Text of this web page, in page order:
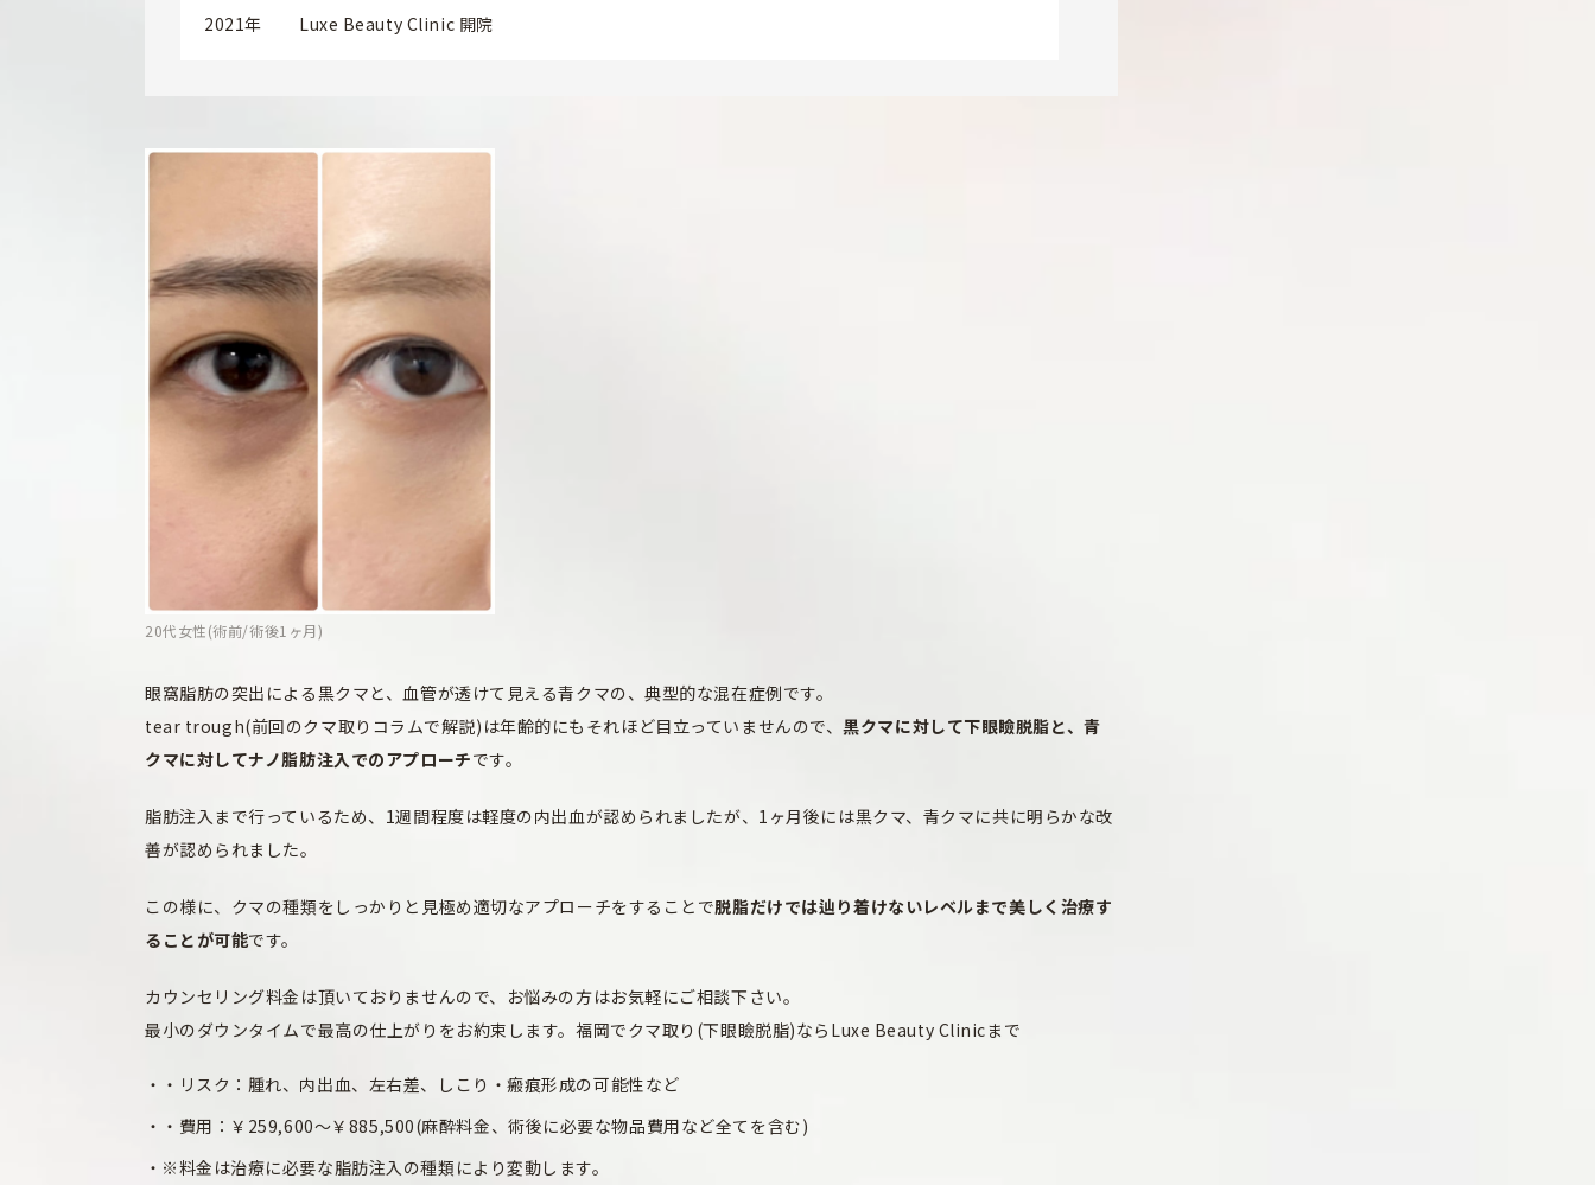
2021年
Luxe Beauty Clinic 開院
20代女性(術前/術後1ヶ月)
眼窩脂肪の突出による黒クマと、血管が透けて見える青クマの、典型的な混在症例です。
tear trough(前回のクマ取りコラムで解説)は年齢的にもそれほど目立っていませんので、黒クマに対して下眼瞼脱脂と、青
クマに対してナノ脂肪注入でのアプローチです。
脂肪注入まで行っているため、1週間程度は軽度の内出血が認められましたが、1ヶ月後には黒クマ、青クマに共に明らかな改
善が認められました。
この様に、クマの種類をしっかりと見極め適切なアプローチをすることで脱脂だけでは辿り着けないレベルまで美しく治療す
ることが可能です。
カウンセリング料金は頂いておりませんので、お悩みの方はお気軽にご相談下さい。
最小のダウンタイムで最高の仕上がりをお約束します。福岡でクマ取り(下眼瞼脱脂)ならLuxe Beauty Clinicまで
・リスク：腫れ、内出血、左右差、しこり・瘢痕形成の可能性など
・費用：￥259,600～￥885,500(麻酔料金、術後に必要な物品費用など全てを含む)
※料金は治療に必要な脂肪注入の種類により変動します。